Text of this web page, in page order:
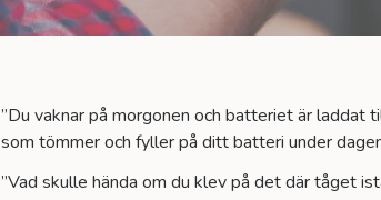
”Du vaknar på morgonen och batteriet är
som tömmer och fyller på ditt batteri under
”Vad skulle hända om du klev på det där tåget